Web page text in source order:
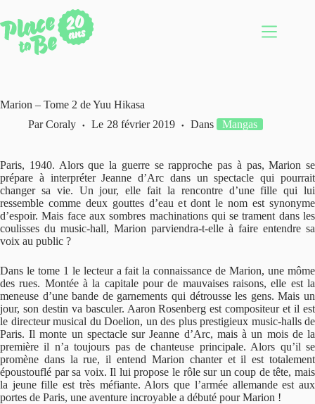
au
contenu
Marion – Tome 2 de Yuu Hikasa
Par Coraly Le 28 février 2019 Dans Mangas
Paris, 1940. Alors que la guerre se rapproche pas à pas, Marion se
prépare à interpréter Jeanne d’Arc dans un spectacle qui pourrait
changer sa vie. Un jour, elle fait la rencontre d’une fille qui lui
ressemble comme deux gouttes d’eau et dont le nom est synonyme
d’espoir. Mais face aux sombres machinations qui se trament dans les
coulisses du music-hall, Marion parviendra-t-elle à faire entendre sa
voix au public ?
Dans le tome 1 le lecteur a fait la connaissance de Marion, une môme
des rues. Montée à la capitale pour de mauvaises raisons, elle est la
meneuse d’une bande de garnements qui détrousse les gens. Mais un
jour, son destin va basculer. Aaron Rosenberg est compositeur et il est
le directeur musical du Doelion, un des plus prestigieux music-halls de
Paris. Il monte un spectacle sur Jeanne d’Arc, mais à un mois de la
première il n’a toujours pas de chanteuse principale. Alors qu’il se
promène dans la rue, il entend Marion chanter et il est totalement
époustouflé par sa voix. Il lui propose le rôle sur un coup de tête, mais
la jeune fille est très méfiante. Alors que l’armée allemande est aux
portes de Paris, une aventure incroyable a débuté pour Marion !